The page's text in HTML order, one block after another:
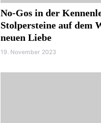
No-Gos in der
Stolpersteine auf dem
neuen Liebe
19. November 2023